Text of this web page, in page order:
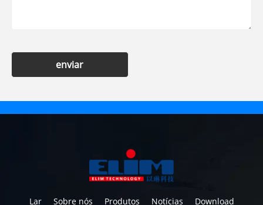
enviar
Lar Sobre nós Produtos Notícias Download